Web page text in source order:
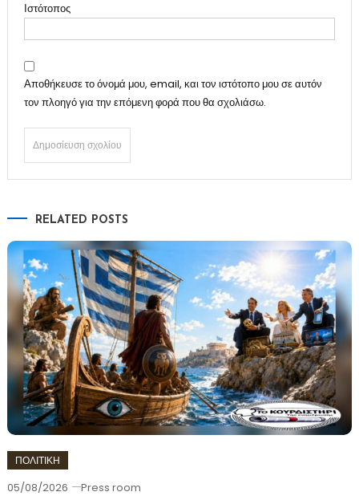
Ιστότοπος
Αποθήκευσε το όνομά μου, email, και τον ιστότοπο μου σε αυτόν
τον πλοηγό για την επόμενη φορά που θα σχολιάσω.
RELATED POSTS
ΠΟΛΙΤΙΚΗ
05/08/2026 Press room